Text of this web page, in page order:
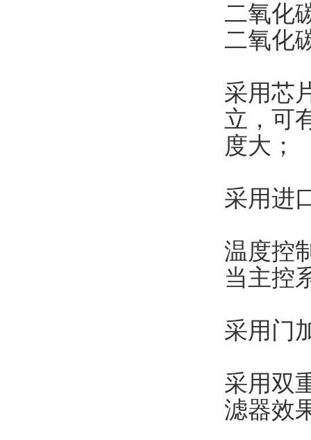
二氧化
二氧化
采用芯
立，可
度大；
采用进
温度控
当主控
采用门
采用双
滤器效